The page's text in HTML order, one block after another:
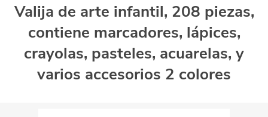
Valija de arte infantil, 208 piezas,
contiene marcadores, lápices,
crayolas, pasteles, acuarelas, y
varios accesorios 2 colores